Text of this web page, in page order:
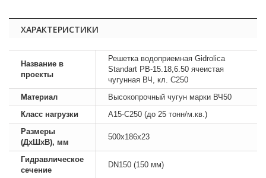
ХАРАКТЕРИСТИКИ
Название в
проекты
Решетка водоприемная Gidrolica
Standart РВ-15.18,6.50 ячеистая
чугунная ВЧ, кл. C250
Материал
Высокопрочный чугун марки ВЧ50
Класс нагрузки
A15-C250 (до 25 тонн/м.кв.)
Размеры
(ДхШхВ), мм
500х186х23
Гидравлическое
сечение
DN150 (150 мм)